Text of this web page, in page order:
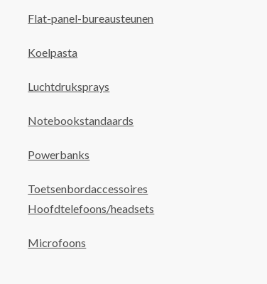
Flat-panel-bureausteunen
Koelpasta
Luchtdruksprays
Notebookstandaards
Powerbanks
Toetsenbordaccessoires
Hoofdtelefoons/headsets
Microfoons